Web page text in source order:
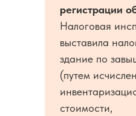
регистрации
Налоговая
выставила
здание по
(путем
стоимости,